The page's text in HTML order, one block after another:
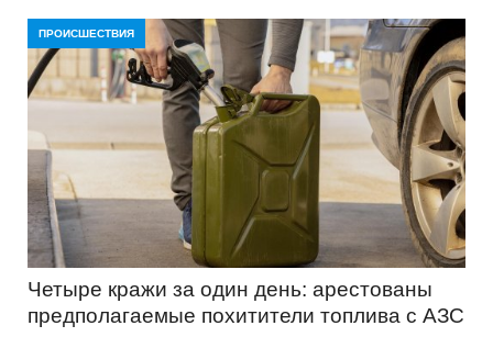
ПРОИСШЕСТВИЯ
Четыре кражи за один день: арестованы
предполагаемые похитители топлива с АЗС